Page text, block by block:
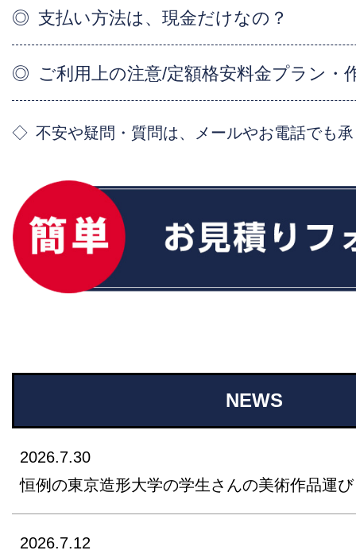
支払い方法は、現金だけなの？
ご利用上の注意/定額格安料金プラン・
不安や疑問・質問は、メールやお電話でも
NEWS
2026.7.30
恒例の東京造形大学の学生さんの美術作品運び
2026.7.12